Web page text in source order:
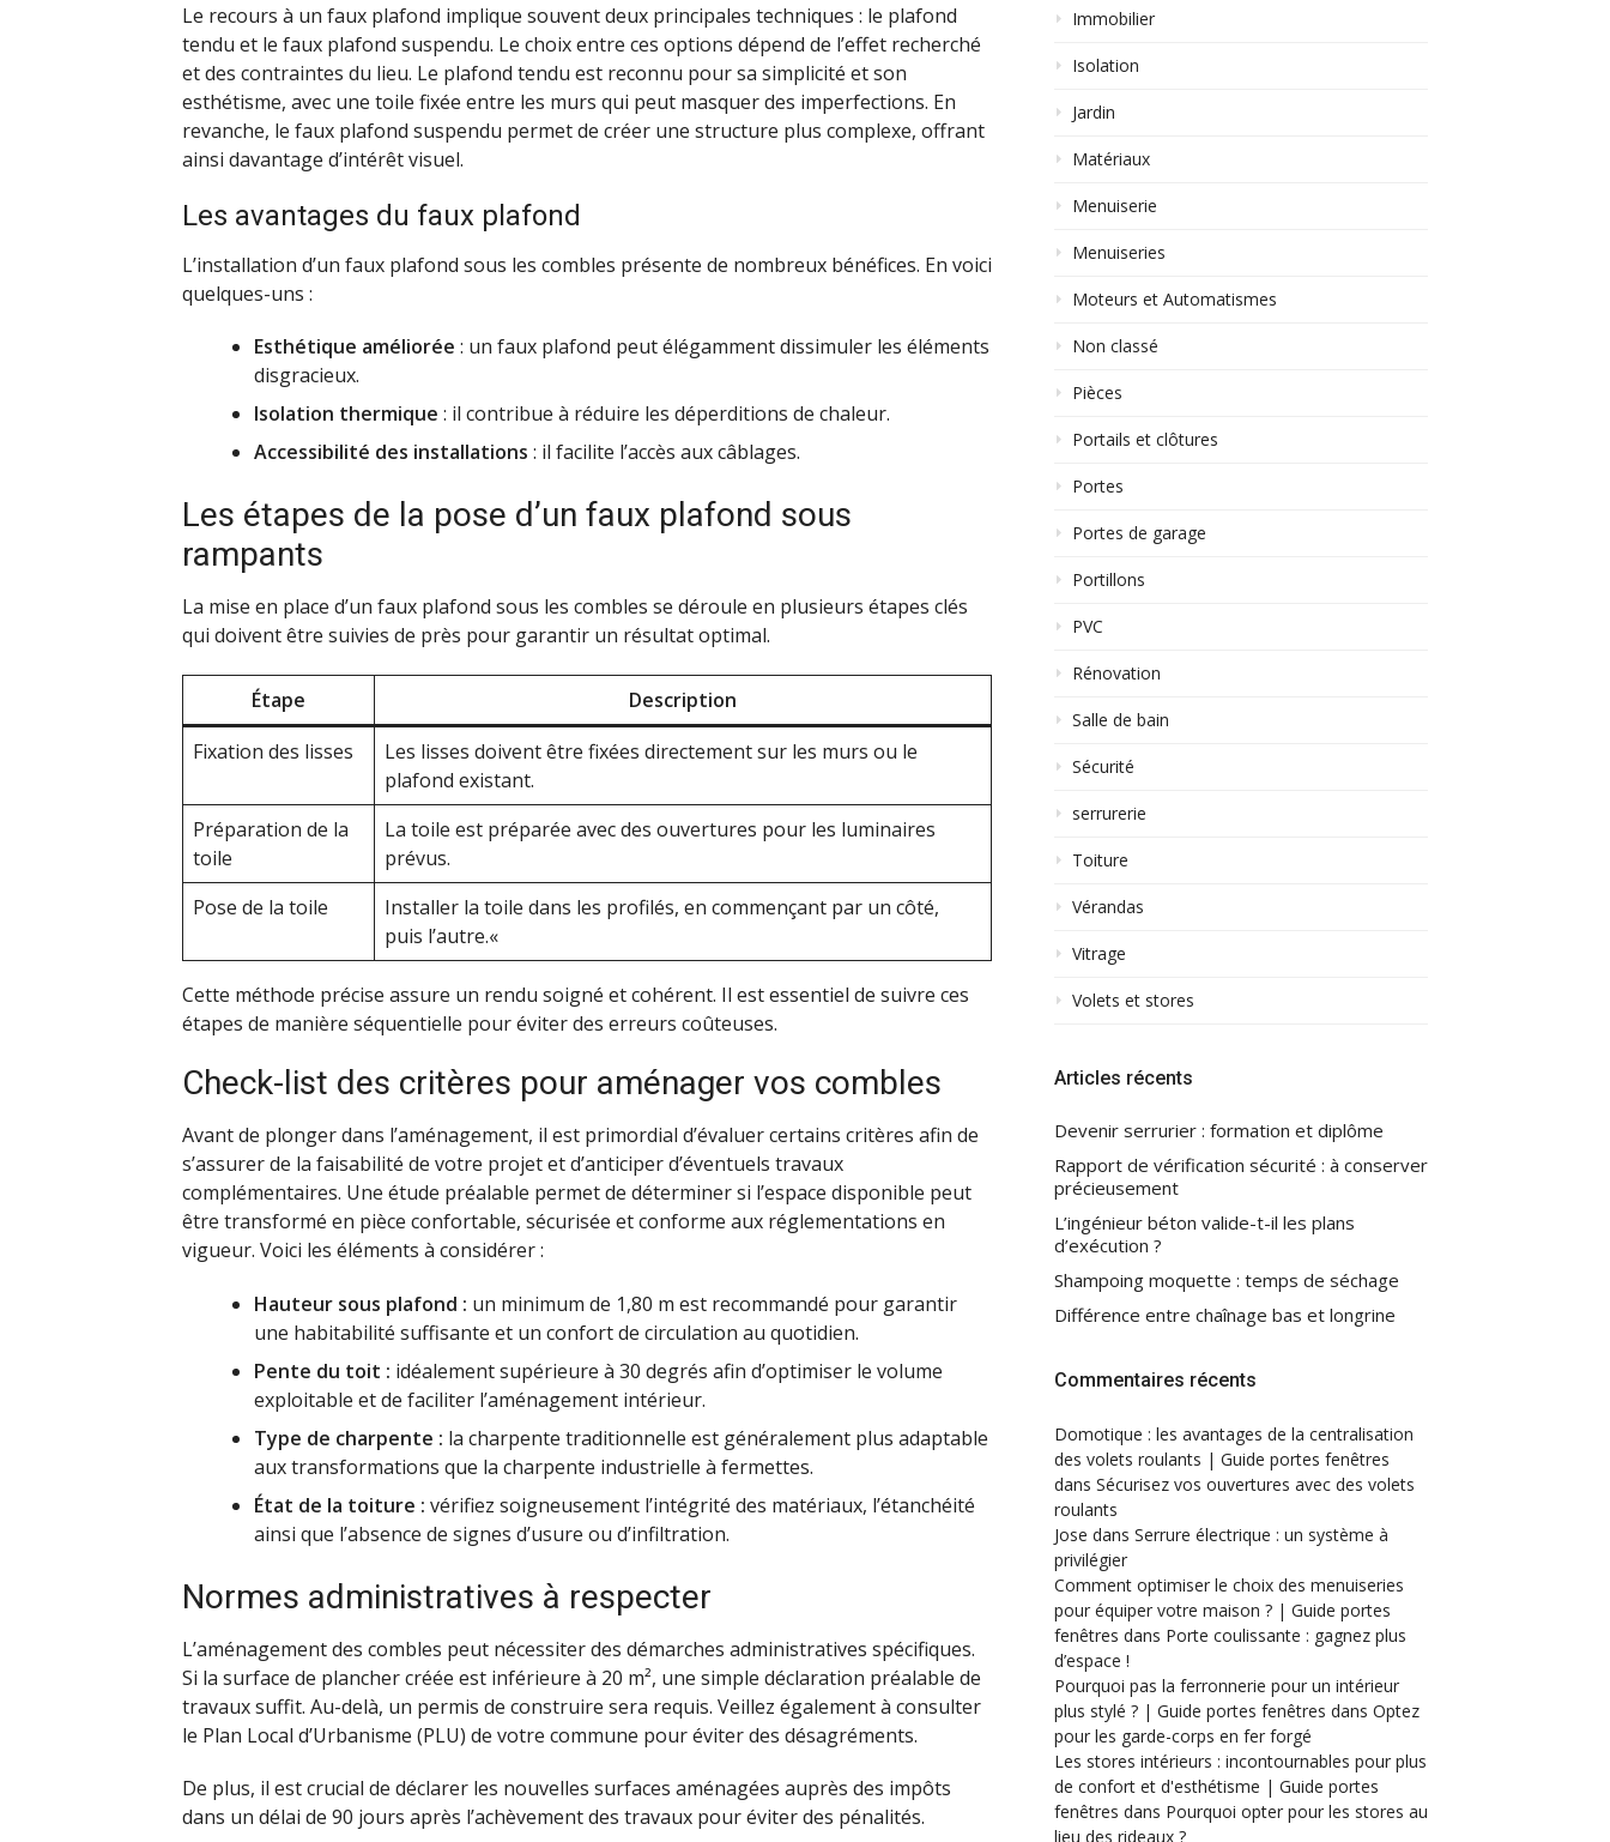
Le recours à un faux plafond implique souvent deux principales techniques : le plafond
tendu et le faux plafond suspendu. Le choix entre ces options dépend de l’effet recherché
et des contraintes du lieu. Le plafond tendu est reconnu pour sa simplicité et son
esthétisme, avec une toile fixée entre les murs qui peut masquer des imperfections. En
revanche, le faux plafond suspendu permet de créer une structure plus complexe, offrant
ainsi davantage d’intérêt visuel.
Les avantages du faux plafond
L’installation d’un faux plafond sous les combles présente de nombreux bénéfices. En voici
quelques-uns :
Esthétique améliorée : un faux plafond peut élégamment dissimuler les éléments
disgracieux.
Isolation thermique : il contribue à réduire les déperditions de chaleur.
Accessibilité des installations : il facilite l’accès aux câblages.
Les étapes de la pose d’un faux plafond sous
rampants
La mise en place d’un faux plafond sous les combles se déroule en plusieurs étapes clés
qui doivent être suivies de près pour garantir un résultat optimal.
Étape
Description
Fixation des lisses
Les lisses doivent être fixées directement sur les murs ou le
plafond existant.
Préparation de la
toile
La toile est préparée avec des ouvertures pour les luminaires
prévus.
Pose de la toile
Installer la toile dans les profilés, en commençant par un côté,
puis l’autre.«
Cette méthode précise assure un rendu soigné et cohérent. Il est essentiel de suivre ces
étapes de manière séquentielle pour éviter des erreurs coûteuses.
Check-list des critères pour aménager vos combles
Avant de plonger dans l’aménagement, il est primordial d’évaluer certains critères afin de
s’assurer de la faisabilité de votre projet et d’anticiper d’éventuels travaux
complémentaires. Une étude préalable permet de déterminer si l’espace disponible peut
être transformé en pièce confortable, sécurisée et conforme aux réglementations en
vigueur. Voici les éléments à considérer :
Hauteur sous plafond : un minimum de 1,80 m est recommandé pour garantir
une habitabilité suffisante et un confort de circulation au quotidien.
Pente du toit : idéalement supérieure à 30 degrés afin d’optimiser le volume
exploitable et de faciliter l’aménagement intérieur.
Type de charpente : la charpente traditionnelle est généralement plus adaptable
aux transformations que la charpente industrielle à fermettes.
État de la toiture : vérifiez soigneusement l’intégrité des matériaux, l’étanchéité
ainsi que l’absence de signes d’usure ou d’infiltration.
Normes administratives à respecter
L’aménagement des combles peut nécessiter des démarches administratives spécifiques.
Si la surface de plancher créée est inférieure à 20 m², une simple déclaration préalable de
travaux suffit. Au-delà, un permis de construire sera requis. Veillez également à consulter
le Plan Local d’Urbanisme (PLU) de votre commune pour éviter des désagréments.
De plus, il est crucial de déclarer les nouvelles surfaces aménagées auprès des impôts
dans un délai de 90 jours après l’achèvement des travaux pour éviter des pénalités.
Immobilier
Isolation
Jardin
Matériaux
Menuiserie
Menuiseries
Moteurs et Automatismes
Non classé
Pièces
Portails et clôtures
Portes
Portes de garage
Portillons
PVC
Rénovation
Salle de bain
Sécurité
serrurerie
Toiture
Vérandas
Vitrage
Volets et stores
Articles récents
Devenir serrurier : formation et diplôme
Rapport de vérification sécurité : à conserver
précieusement
L’ingénieur béton valide-t-il les plans
d’exécution ?
Shampoing moquette : temps de séchage
Différence entre chaînage bas et longrine
Commentaires récents
Domotique : les avantages de la centralisation
des volets roulants | Guide portes fenêtres
dans Sécurisez vos ouvertures avec des volets
roulants
Jose dans Serrure électrique : un système à
privilégier
Comment optimiser le choix des menuiseries
pour équiper votre maison ? | Guide portes
fenêtres dans Porte coulissante : gagnez plus
d’espace !
Pourquoi pas la ferronnerie pour un intérieur
plus stylé ? | Guide portes fenêtres dans Optez
pour les garde-corps en fer forgé
Les stores intérieurs : incontournables pour plus
de confort et d'esthétisme | Guide portes
fenêtres dans Pourquoi opter pour les stores au
lieu des rideaux ?